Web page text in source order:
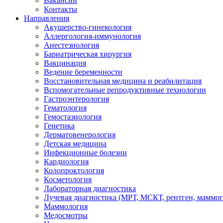
Контакты
Направления
Акушерство-гинекология
Аллергология-иммунология
Анестезиология
Бариатрическая хирургия
Вакцинация
Ведение беременности
Восстановительная медицина и реабилитация
Вспомогательные репродуктивные технологии
Гастроэнтерология
Гематология
Гемостазиология
Генетика
Дерматовенерология
Детская медицина
Инфекционные болезни
Кардиология
Колопроктология
Косметология
Лабораторная диагностика
Лучевая диагностика (МРТ, МСКТ, рентген,
Маммология
Медосмотры